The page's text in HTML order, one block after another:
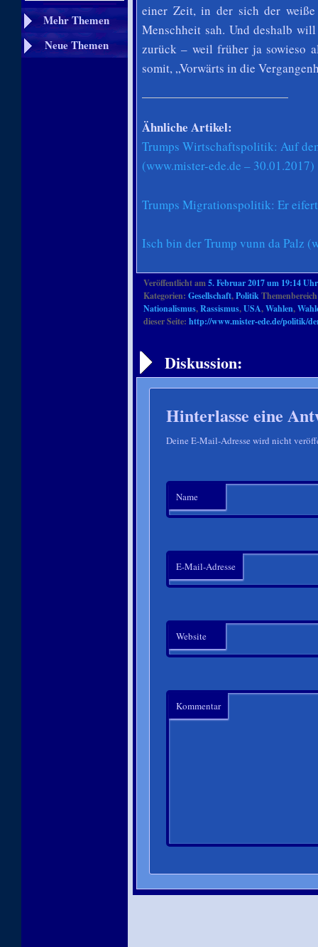
Mehr Themen
Neue Themen
einer Zeit, in der sich der
Menschheit sah. Und deshalb
zurück – weil früher ja sowieso
somit, „Vorwärts in die
Ähnliche Artikel:
Trumps Wirtschaftspolitik: Auf
(www.mister-ede.de – 30.01.2017)
Trumps Migrationspolitik: Er
Isch bin der Trump vunn da Palz
Veröffentlicht am5. Februar 2017 um 19:14 Uhr
Kategorien: Gesellschaft,Politik
Nationalismus,Rassismus,USA,Wahlen,
dieser Seite: http://www.mister-ede.de/politik/
Diskussion:
Hinterlasse eine
Deine E-Mail-Adresse wird nicht
Name
E-Mail-Adresse
Website
Kommentar